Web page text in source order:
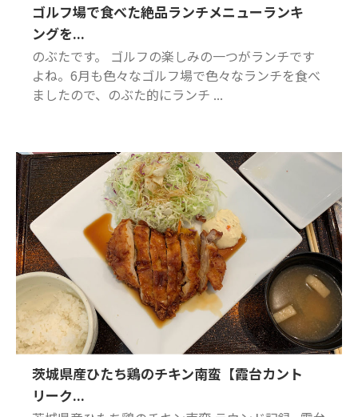
ゴルフ場で食べた絶品ランチメニューランキ
ングを...
のぶたです。 ゴルフの楽しみの一つがランチです
よね。6月も色々なゴルフ場で色々なランチを食べ
ましたので、のぶた的にランチ ...
茨城県産ひたち鶏のチキン南蛮【霞台カント
リーク...